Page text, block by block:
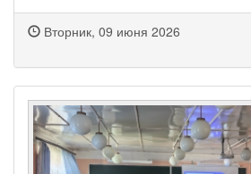
Вторник, 09 июня 2026